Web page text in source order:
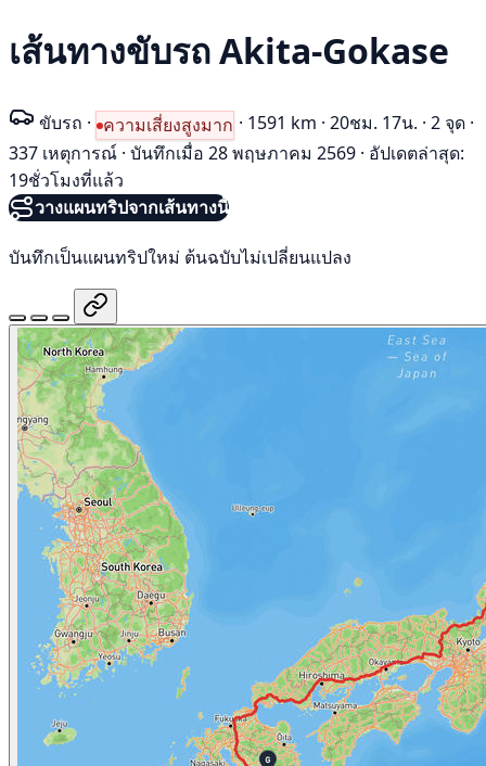
เส้นทางขับรถ Akita-Gokase
ขับรถ · ความเสี่ยงสูงมาก · 1591 km · 20ชม. 17น. · 2 จุด ·
337 เหตุการณ์ · บันทึกเมื่อ 28 พฤษภาคม 2569 · อัปเดตล่าสุด:
19ชั่วโมงที่แล้ว
วางแผนทริปจากเส้นทางนี้
บันทึกเป็นแผนทริปใหม่ ต้นฉบับไม่เปลี่ยนแปลง